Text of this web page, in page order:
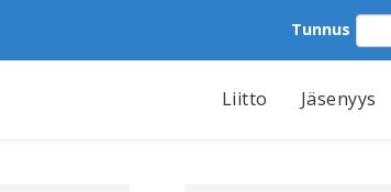
Tunnus
Liitto Jäsenyys